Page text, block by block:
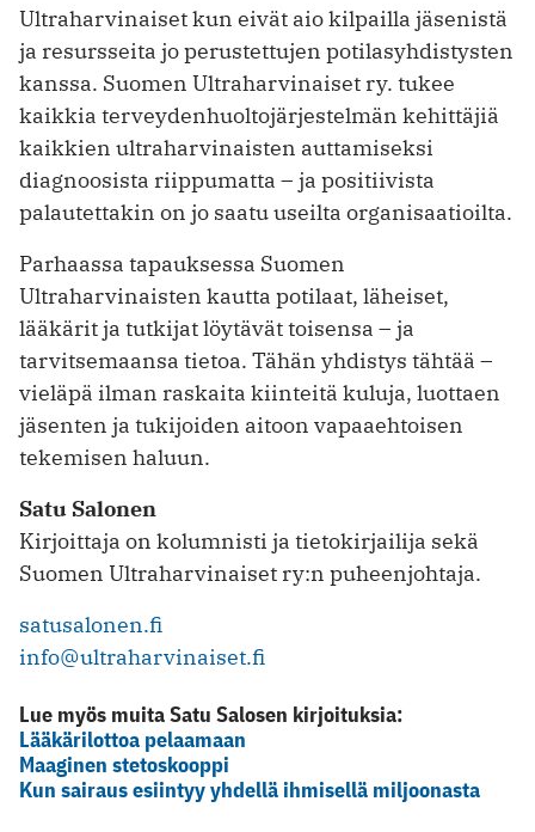
Ultraharvinaiset kun eivät aio kilpailla jäsenistä
ja resursseita jo perustettujen potilasyhdistysten
kanssa. Suomen Ultraharvinaiset ry. tukee
kaikkia terveydenhuoltojärjestelmän kehittäjiä
kaikkien ultraharvinaisten auttamiseksi
diagnoosista riippumatta – ja positiivista
palautettakin on jo saatu useilta organisaatioilta.
Parhaassa tapauksessa Suomen
Ultraharvinaisten kautta potilaat, läheiset,
lääkärit ja tutkijat löytävät toisensa – ja
tarvitsemaansa tietoa. Tähän yhdistys tähtää –
vieläpä ilman raskaita kiinteitä kuluja, luottaen
jäsenten ja tukijoiden aitoon vapaaehtoisen
tekemisen haluun.
Satu Salonen
Kirjoittaja on kolumnisti ja tietokirjailija sekä
Suomen Ultraharvinaiset ry:n puheenjohtaja.
satusalonen.fi
info@ultraharvinaiset.fi
Lue myös muita Satu Salosen kirjoituksia:
Lääkärilottoa pelaamaan
Maaginen stetoskooppi
Kun sairaus esiintyy yhdellä ihmisellä miljoonasta